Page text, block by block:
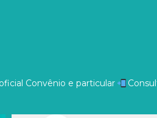
Convênio e particular